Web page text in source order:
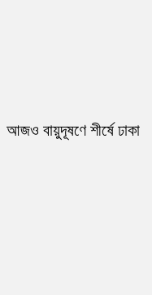
আজও বায়ুদূষণে শীর্ষে ঢাকা